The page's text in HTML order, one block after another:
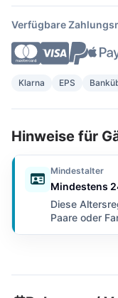
Verfügbare
Klarna EPS
Hinweise für
Mindestalter
Mindestens
Diese
Paare oder